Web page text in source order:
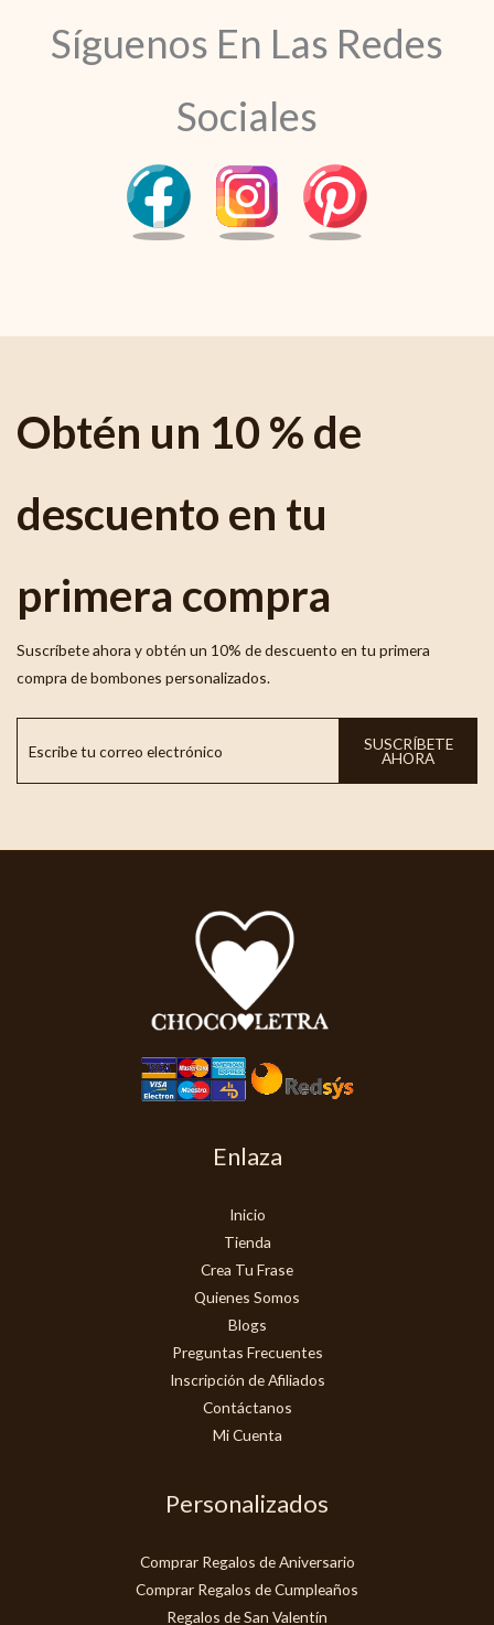
Síguenos En Las Redes
Sociales
Obtén un 10 % de
descuento en tu
primera compra
Suscríbete ahora y obtén un 10% de descuento en tu primera
compra de bombones personalizados.
SUSCRÍBETE
AHORA
Enlaza
Inicio
Tienda
Crea Tu Frase
Quienes Somos
Blogs
Preguntas Frecuentes
Inscripción de Afiliados
Contáctanos
Mi Cuenta
Personalizados
Comprar Regalos de Aniversario
Comprar Regalos de Cumpleaños
Regalos de San Valentín